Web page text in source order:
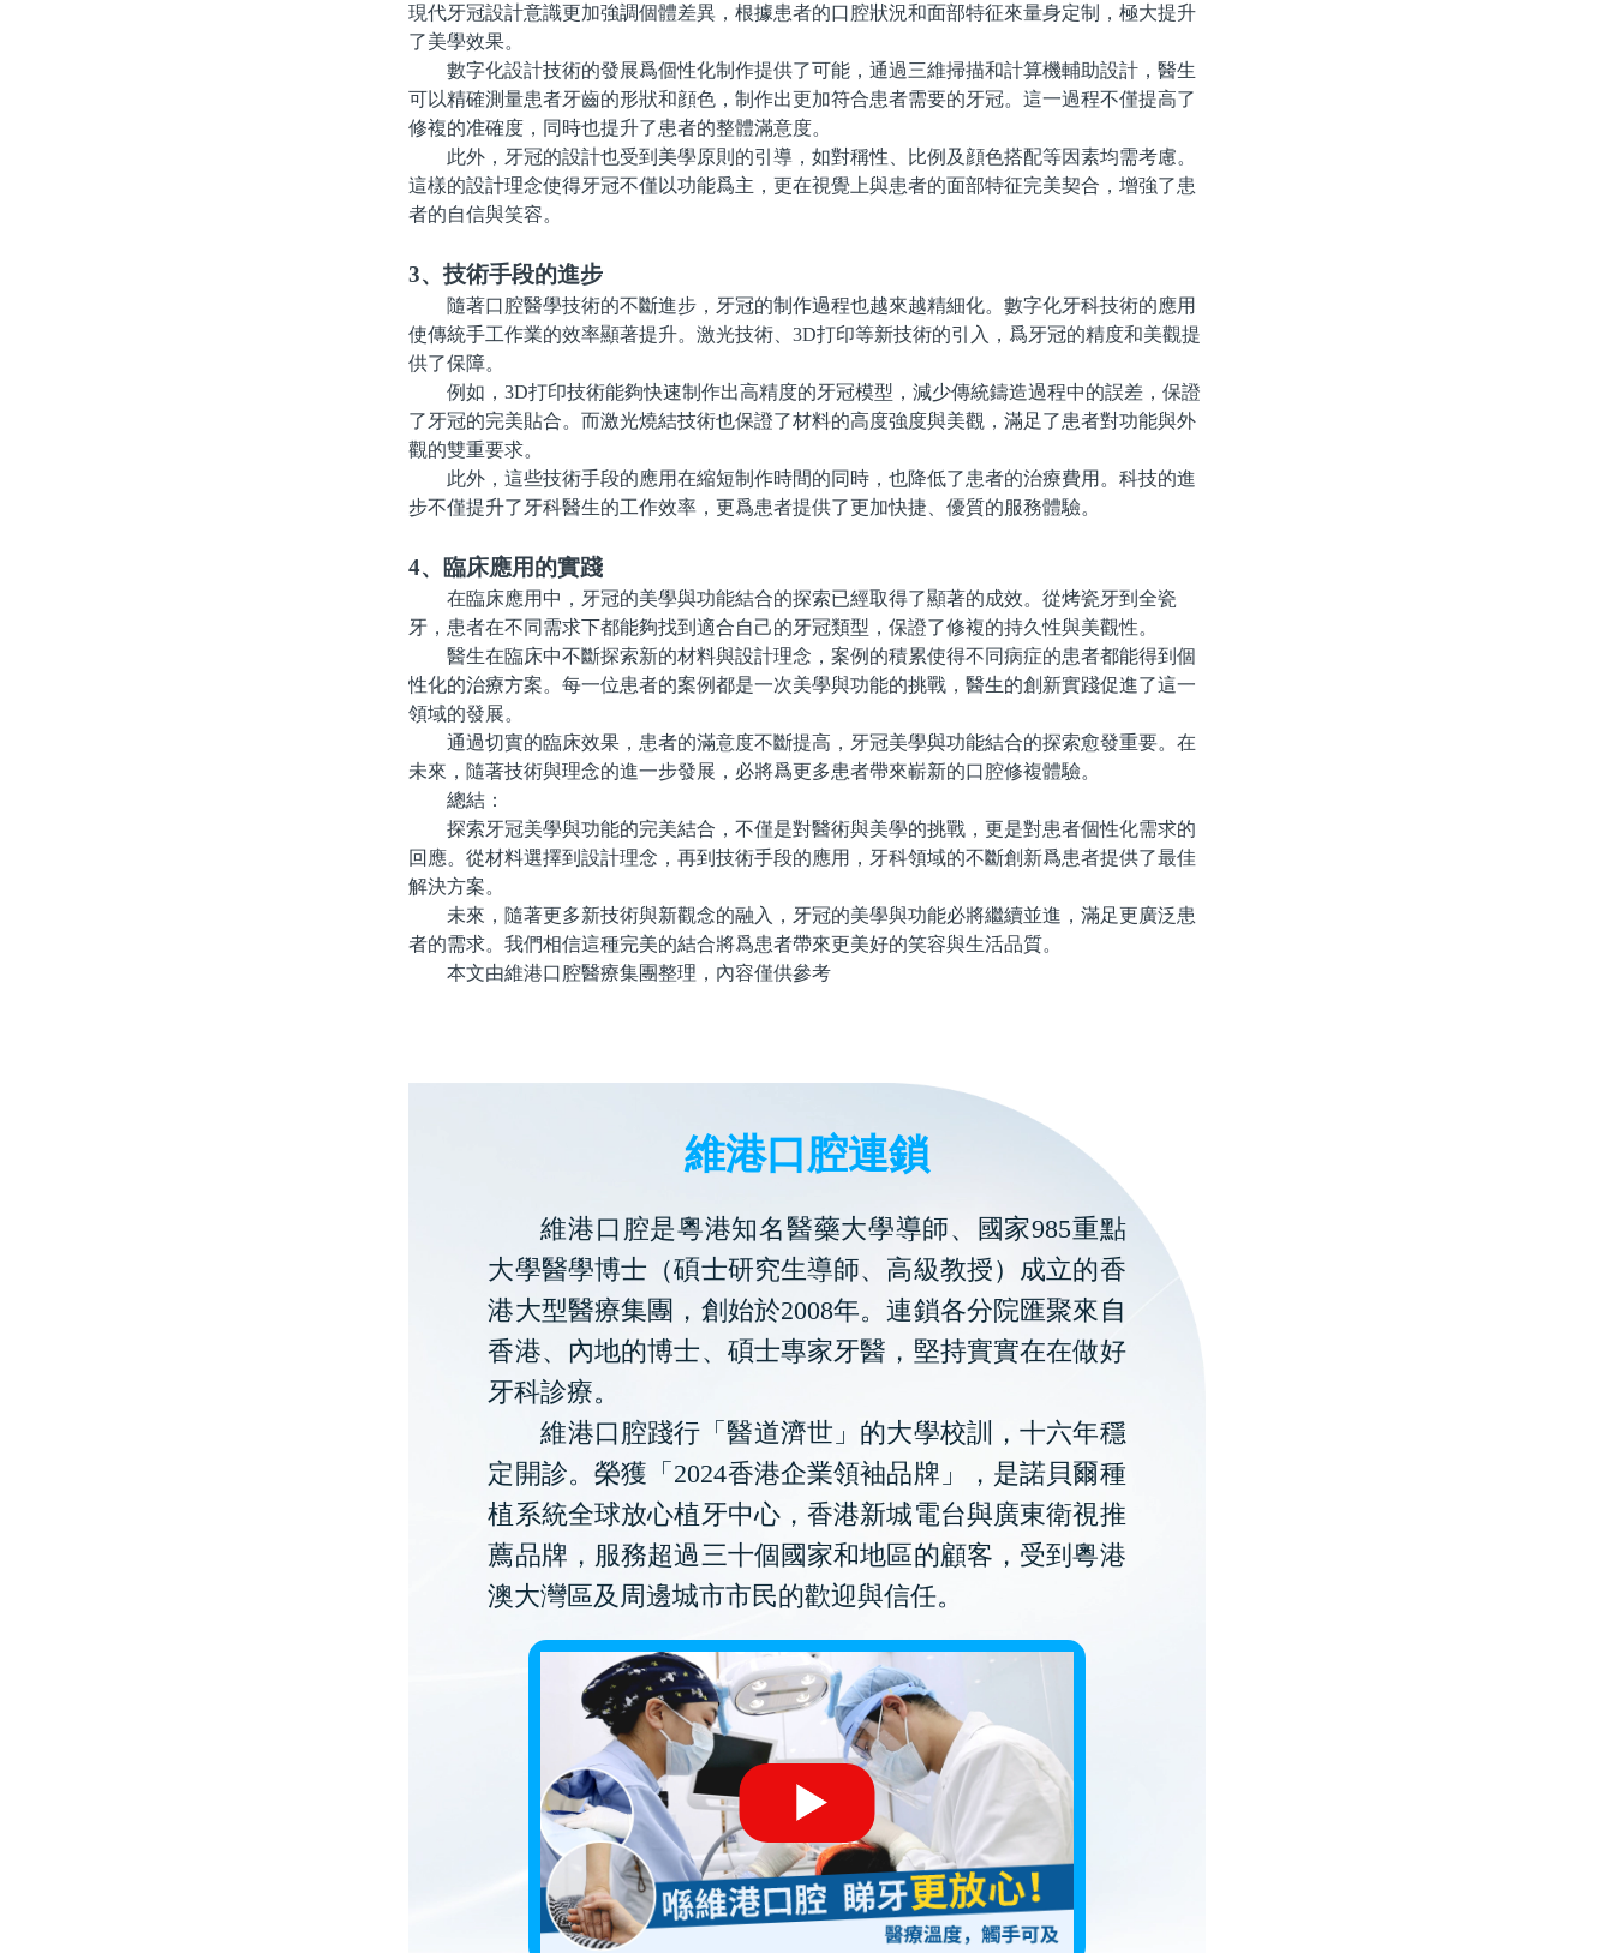
現代牙冠設計意識更加強調個體差異，根據患者的口腔狀況和面部特征來量身定制，極大提升
了美學效果。
數字化設計技術的發展爲個性化制作提供了可能，通過三維掃描和計算機輔助設計，醫生
可以精確測量患者牙齒的形狀和顔色，制作出更加符合患者需要的牙冠。這一過程不僅提高了
修複的准確度，同時也提升了患者的整體滿意度。
此外，牙冠的設計也受到美學原則的引導，如對稱性、比例及顔色搭配等因素均需考慮。
這樣的設計理念使得牙冠不僅以功能爲主，更在視覺上與患者的面部特征完美契合，增強了患
者的自信與笑容。
3、技術手段的進步
隨著口腔醫學技術的不斷進步，牙冠的制作過程也越來越精細化。數字化牙科技術的應用
使傳統手工作業的效率顯著提升。激光技術、3D打印等新技術的引入，爲牙冠的精度和美觀提
供了保障。
例如，3D打印技術能夠快速制作出高精度的牙冠模型，減少傳統鑄造過程中的誤差，保證
了牙冠的完美貼合。而激光燒結技術也保證了材料的高度強度與美觀，滿足了患者對功能與外
觀的雙重要求。
此外，這些技術手段的應用在縮短制作時間的同時，也降低了患者的治療費用。科技的進
步不僅提升了牙科醫生的工作效率，更爲患者提供了更加快捷、優質的服務體驗。
4、臨床應用的實踐
在臨床應用中，牙冠的美學與功能結合的探索已經取得了顯著的成效。從烤瓷牙到全瓷
牙，患者在不同需求下都能夠找到適合自己的牙冠類型，保證了修複的持久性與美觀性。
醫生在臨床中不斷探索新的材料與設計理念，案例的積累使得不同病症的患者都能得到個
性化的治療方案。每一位患者的案例都是一次美學與功能的挑戰，醫生的創新實踐促進了這一
領域的發展。
通過切實的臨床效果，患者的滿意度不斷提高，牙冠美學與功能結合的探索愈發重要。在
未來，隨著技術與理念的進一步發展，必將爲更多患者帶來嶄新的口腔修複體驗。
總結：
探索牙冠美學與功能的完美結合，不僅是對醫術與美學的挑戰，更是對患者個性化需求的
回應。從材料選擇到設計理念，再到技術手段的應用，牙科領域的不斷創新爲患者提供了最佳
解決方案。
未來，隨著更多新技術與新觀念的融入，牙冠的美學與功能必將繼續並進，滿足更廣泛患
者的需求。我們相信這種完美的結合將爲患者帶來更美好的笑容與生活品質。
本文由維港口腔醫療集團整理，內容僅供參考
維港口腔連鎖
維港口腔是粵港知名醫藥大學導師、國家985重點
大學醫學博士（碩士研究生導師、高級教授）成立的香
港大型醫療集團，創始於2008年。連鎖各分院匯聚來自
香港、內地的博士、碩士專家牙醫，堅持實實在在做好
牙科診療。
維港口腔踐行「醫道濟世」的大學校訓，十六年穩
定開診。榮獲「2024香港企業領袖品牌」，是諾貝爾種
植系統全球放心植牙中心，香港新城電台與廣東衛視推
薦品牌，服務超過三十個國家和地區的顧客，受到粵港
澳大灣區及周邊城市市民的歡迎與信任。